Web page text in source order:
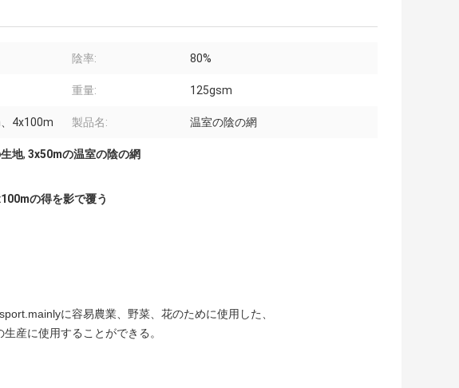
陰率: 80%
重量: 125gsm
4x100m 製品名: 温室の陰の網
地, 3x50mの温室の陰の網
の得を影で覆う
に容易農業、野菜、花のために使用した、
産に使用することができる。